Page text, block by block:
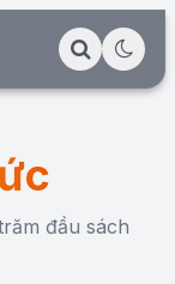
đầu sách